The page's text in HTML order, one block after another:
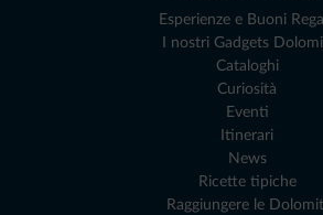
Esperienze e Buoni
I nostri Gadgets
Cataloghi
Curiosità
Eventi
Itinerari
News
Ricette tipiche
Raggiungere le